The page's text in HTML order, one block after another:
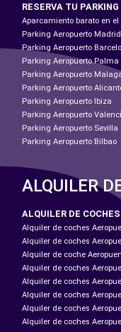
RESERVA TU PARKING
Aparcamiento barato en
Parking Aeropuerto
Parking Aeropuerto
Parking Aeropuerto
Parking Aeropuerto
Parking Aeropuerto
Parking Aeropuerto Ibiza
Parking Aeropuerto
Parking Aeropuerto Sevilla
Parking Aeropuerto Bilbao
ALQUILER
ALQUILER DE
Alquiler de coches
Alquiler de coches
Alquiler de coche
Alquiler de coches
Alquiler de coches
Alquiler de coches
Alquiler de coches
Alquiler de coches